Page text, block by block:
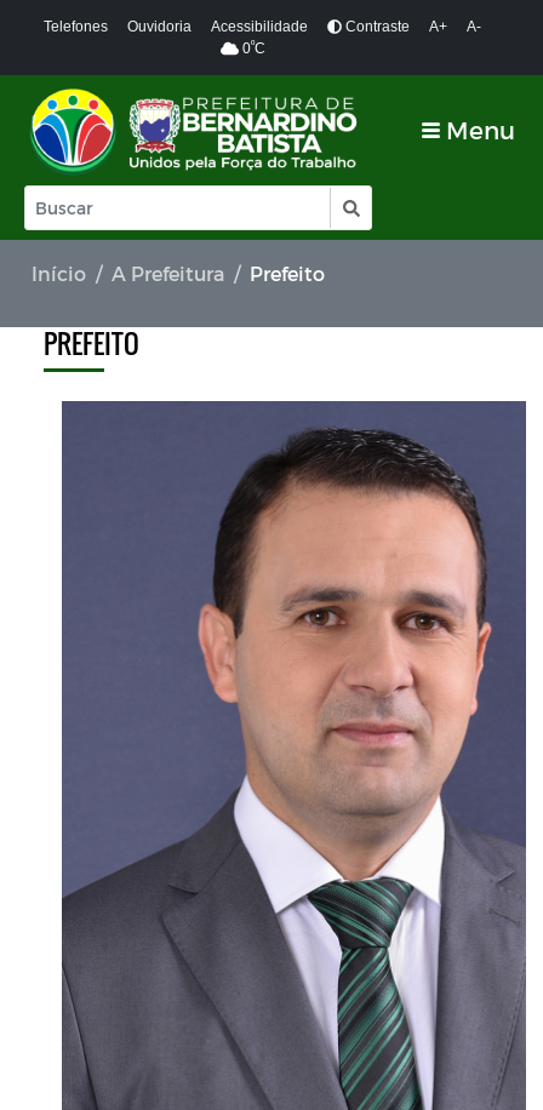
Telefones Ouvidoria Acessibilidade Contraste A+
A-
0ºC
Menu
Início A Prefeitura Prefeito
PREFEITO